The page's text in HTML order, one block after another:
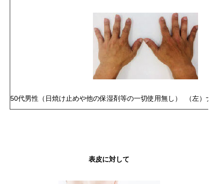
50代男性（日焼け止めや他の保湿剤等の一切使用無し） （左）ナ
表皮に対して